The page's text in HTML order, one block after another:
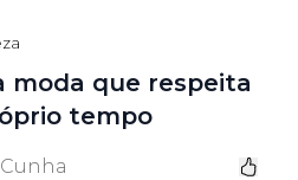
moda que respeita
tempo